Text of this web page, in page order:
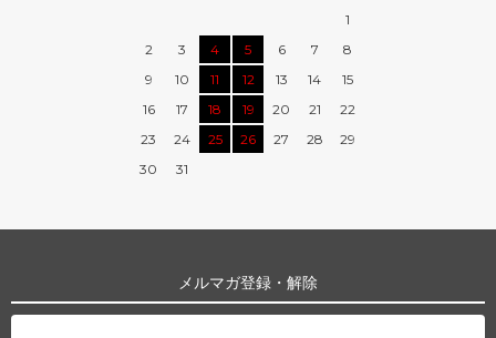
1
2
3 4 5 6 7
8
9
10 11 12 13 14
15
16
17 18 19 20 21
22
23
24 25 26 27 28
29
30
31
メルマガ登録・解除